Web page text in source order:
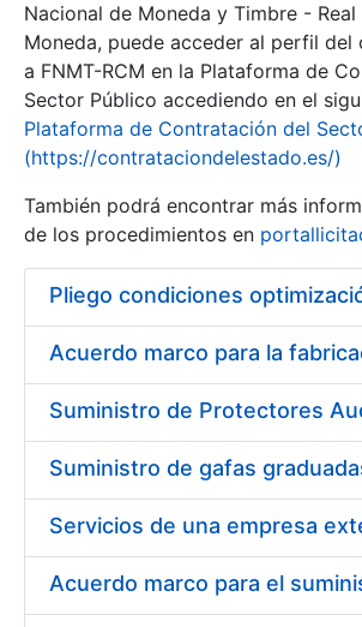
Show/Hide
Nacional de Moneda y Timbre - Real
Moneda, puede acceder al perfil del
a FNMT-RCM en la Plataforma de
Sector Público accediendo en el
Plataforma de Contratación del
(https://contrataciondelestado.es/)
También podrá encontrar más
de los procedimientos en